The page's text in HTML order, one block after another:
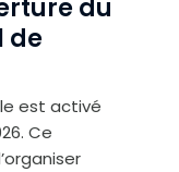
du
de
est activé
Ce